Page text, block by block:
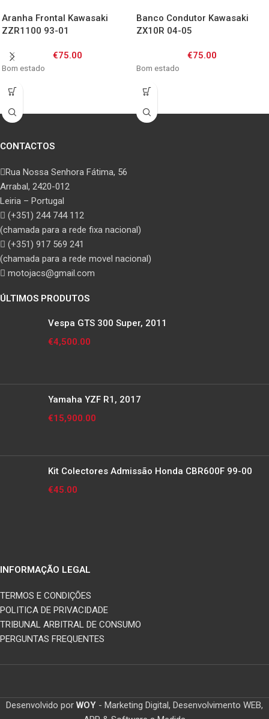
Aranha Frontal Kawasaki
ZZR1100 93-01
€75.00
Bom estado
Banco Condutor Kawasaki
ZX10R 04-05
€75.00
Bom estado
CONTACTOS
Rua Nossa Senhora Fátima, 56
Arrabal, 2420-012
Leiria – Portugal
(+351) 244 744 112
(chamada para a rede fixa nacional)
(+351) 917 569 241
(chamada para a rede movel nacional)
motojacs@gmail.com
ÚLTIMOS PRODUTOS
Vespa GTS 300 Super, 2011
€4,500.00
Yamaha YZF R1, 2017
€15,900.00
Kit Colectores Admissão Honda CBR600F 99-00
€45.00
INFORMAÇÃO LEGAL
TERMOS E CONDIÇÕES
POLITICA DE PRIVACIDADE
TRIBUNAL ARBITRAL DE CONSUMO
PERGUNTAS FREQUENTES
Desenvolvido por WOY - Marketing Digital, Desenvolvimento WEB,